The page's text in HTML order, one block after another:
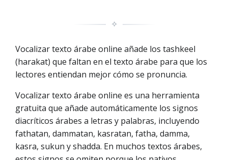
✧
Vocalizar texto árabe online añade los tashkeel
(harakat) que faltan en el texto árabe para que los
lectores entiendan mejor cómo se pronuncia.
Vocalizar texto árabe online es una herramienta
gratuita que añade automáticamente los signos
diacríticos árabes a letras y palabras, incluyendo
fathatan, dammatan, kasratan, fatha, damma,
kasra, sukun y shadda. En muchos textos árabes,